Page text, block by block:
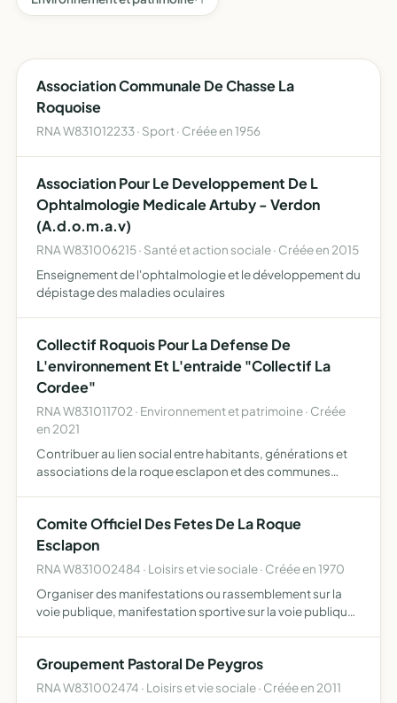
Association Communale De Chasse La
Roquoise
RNA W831012233 · Sport · Créée en 1956
Association Pour Le Developpement De L
Ophtalmologie Medicale Artuby - Verdon
(A.d.o.m.a.v)
RNA W831006215 · Santé et action sociale · Créée en 2015
Enseignement de l'ophtalmologie et le développement du
dépistage des maladies oculaires
Collectif Roquois Pour La Defense De
L'environnement Et L'entraide "Collectif La
Cordee"
RNA W831011702 · Environnement et patrimoine · Créée
en 2021
Contribuer au lien social entre habitants, générations et
associations de la roque esclapon et des communes
Comite Officiel Des Fetes De La Roque
Esclapon
RNA W831002484 · Loisirs et vie sociale · Créée en 1970
Organiser des manifestations ou rassemblement sur la
voie publique, manifestation sportive sur la voie publique,
Groupement Pastoral De Peygros
RNA W831002474 · Loisirs et vie sociale · Créée en 2011